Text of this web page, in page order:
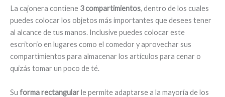
La cajonera contiene 3 compartimientos, dentro de los cuales
puedes colocar los objetos más importantes que desees tener
al alcance de tus manos. Inclusive puedes colocar este
escritorio en lugares como el comedor y aprovechar sus
compartimientos para almacenar los artículos para cenar o
quizás tomar un poco de té.
Su forma rectangularle permite adaptarse a la mayoría de los